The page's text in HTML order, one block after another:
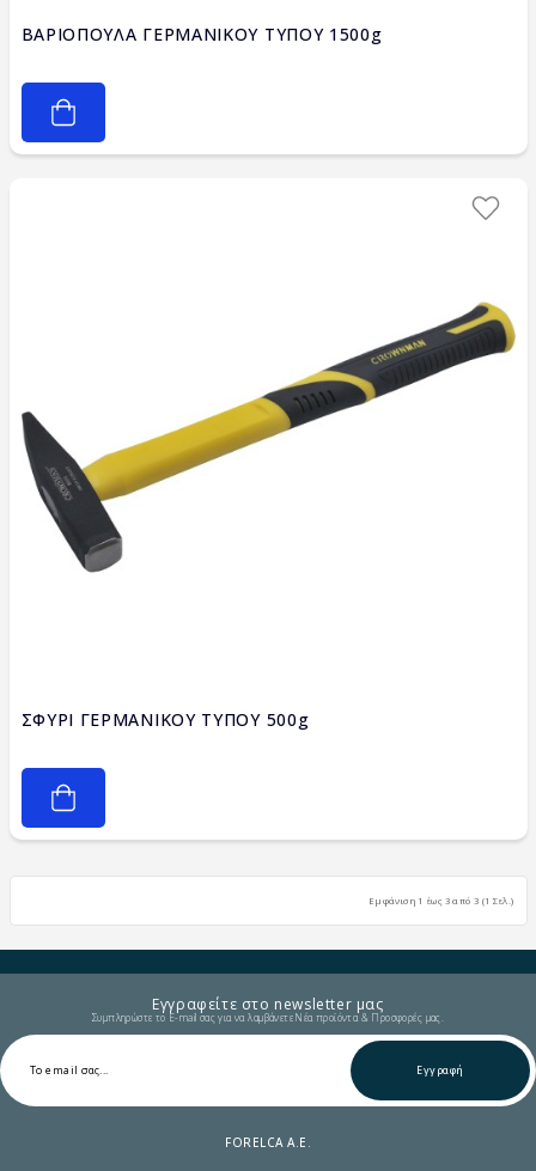
ΒΑΡΙΟΠΟΥΛΑ ΓΕΡΜΑΝΙΚΟΥ ΤΥΠΟΥ 1500g
ΣΦΥΡΙ ΓΕΡΜΑΝΙΚΟΥ ΤΥΠΟΥ 500g
Εμφάνιση 1 έως 3 από 3 (1 Σελ.)
Εγγραφείτε στο newsletter μας
Συμπληρώστε το E-mail σας για να λαμβάνετε Νέα προϊόντα & Προσφορές μας.
Εγγραφή
FORELCA A.E.